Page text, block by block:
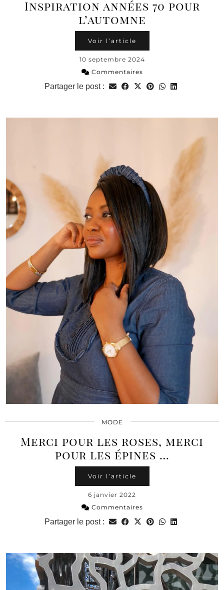
Inspiration années 70 pour
l’automne
Voir l’article
10 septembre 2024
Commentaires
Partager le post :
MODE
Merci pour les roses, merci
pour les épines …
Voir l’article
6 janvier 2022
Commentaires
Partager le post :